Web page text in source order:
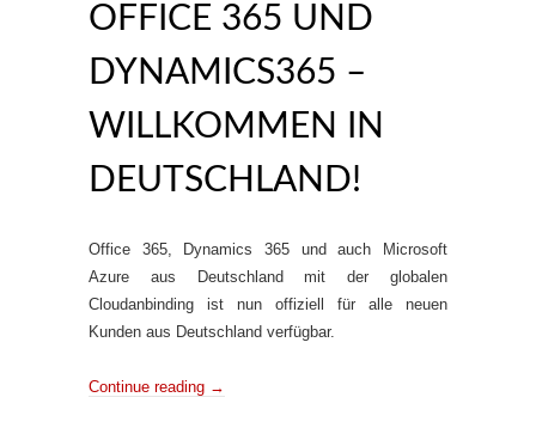
OFFICE 365 UND
DYNAMICS365 –
WILLKOMMEN IN
DEUTSCHLAND!
Office 365, Dynamics 365 und auch Microsoft
Azure aus Deutschland mit der globalen
Cloudanbinding ist nun offiziell für alle neuen
Kunden aus Deutschland verfügbar.
Continue reading →